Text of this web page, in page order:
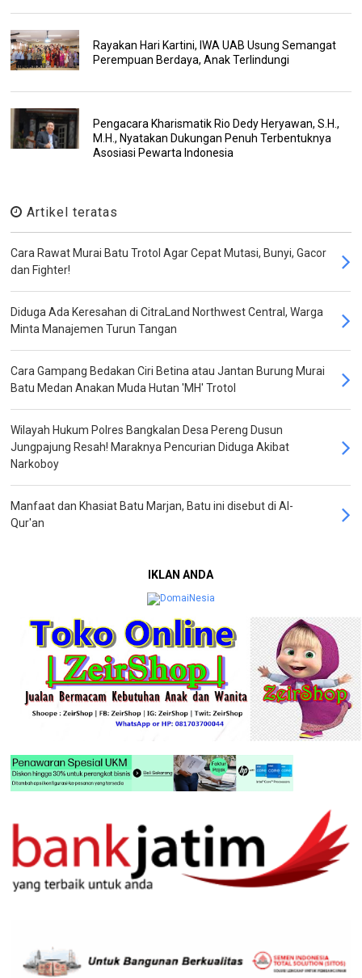
Rayakan Hari Kartini, IWA UAB Usung Semangat
Perempuan Berdaya, Anak Terlindungi
Pengacara Kharismatik Rio Dedy Heryawan, S.H.,
M.H., Nyatakan Dukungan Penuh Terbentuknya
Asosiasi Pewarta Indonesia
Artikel teratas
Cara Rawat Murai Batu Trotol Agar Cepat Mutasi, Bunyi, Gacor
dan Fighter!
Diduga Ada Keresahan di CitraLand Northwest Central, Warga
Minta Manajemen Turun Tangan
Cara Gampang Bedakan Ciri Betina atau Jantan Burung Murai
Batu Medan Anakan Muda Hutan 'MH' Trotol
Wilayah Hukum Polres Bangkalan Desa Pereng Dusun
Jungpajung Resah! Maraknya Pencurian Diduga Akibat
Narkoboy
Manfaat dan Khasiat Batu Marjan, Batu ini disebut di Al-
Qur'an
IKLAN ANDA